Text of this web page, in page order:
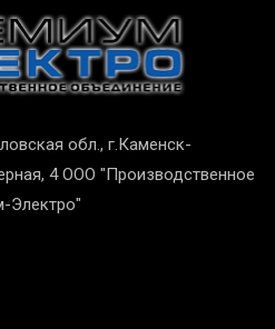
обл., г.Каменск-
4 ООО "Производственное
Электро"